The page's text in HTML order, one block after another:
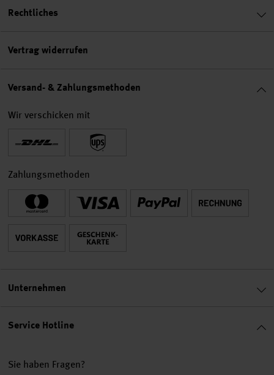
Service Hotline
Sie haben Fragen?
Rechtliches
Vertrag widerrufen
Versand- & Zahlungsmethoden
Wir verschicken mit
Zahlungsmethoden
Unternehmen